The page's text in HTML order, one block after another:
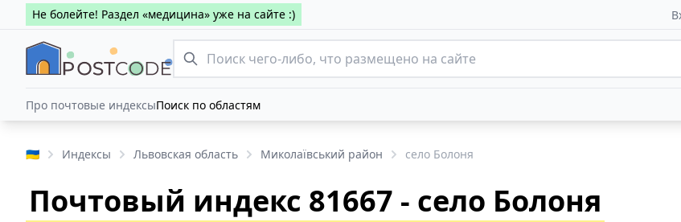
Не болейте! Раздел «медицина» уже на сайте :)
Про почтовые индексыПоиск по областям
🇺🇦 Индексы Львовская область Миколаївський район село Болоня
Почтовый индекс 81667 - село Болоня